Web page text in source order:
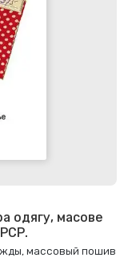
одягу, масове
массовый пошив